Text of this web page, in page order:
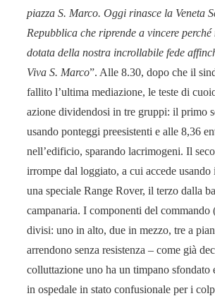
piazza S. Marco. Oggi rinasce la Veneta
Repubblica che riprende a vincere
dotata della nostra incrollabile fede
Viva S. Marco”. Alle 8.30, dopo che il
fallito l’ultima mediazione, le teste di
azione dividendosi in tre gruppi: il primo
usando ponteggi preesistenti e alle 8,36
nell’edificio, sparando lacrimogeni. Il
irrompe dal loggiato, a cui accede
una speciale Range Rover, il terzo dalla
campanaria. I componenti del commando
divisi: uno in alto, due in mezzo, tre a
arrendono senza resistenza – come già
colluttazione uno ha un timpano sfondato
in ospedale in stato confusionale per i